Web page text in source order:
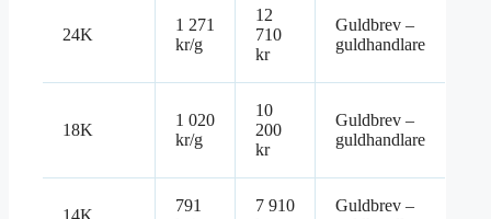
24K
1 271
kr/g
12
710
kr
Guldbrev –
guldhandlare
18K
1 020
kr/g
10
200
kr
Guldbrev –
guldhandlare
791
7 910
Guldbrev –